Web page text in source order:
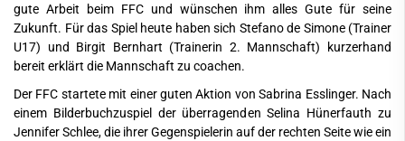
gute Arbeit beim FFC und wünschen ihm alles Gute für seine
Zukunft. Für das Spiel heute haben sich Stefano de Simone (Trainer
U17) und Birgit Bernhart (Trainerin 2. Mannschaft) kurzerhand
bereit erklärt die Mannschaft zu coachen.
Der FFC startete mit einer guten Aktion von Sabrina Esslinger. Nach
einem Bilderbuchzuspiel der überragenden Selina Hünerfauth zu
Jennifer Schlee, die ihrer Gegenspielerin auf der rechten Seite wie ein